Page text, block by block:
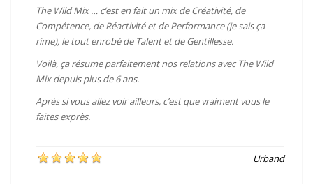
The Wild Mix … c’est en fait un mix de Créativité, de
Compétence, de Réactivité et de Performance (je sais ça
rime), le tout enrobé de Talent et de Gentillesse.
Voilà, ça résume parfaitement nos relations avec The Wild
Mix depuis plus de 6 ans.
Après si vous allez voir ailleurs, c’est que vraiment vous le
faites exprès.
Urband